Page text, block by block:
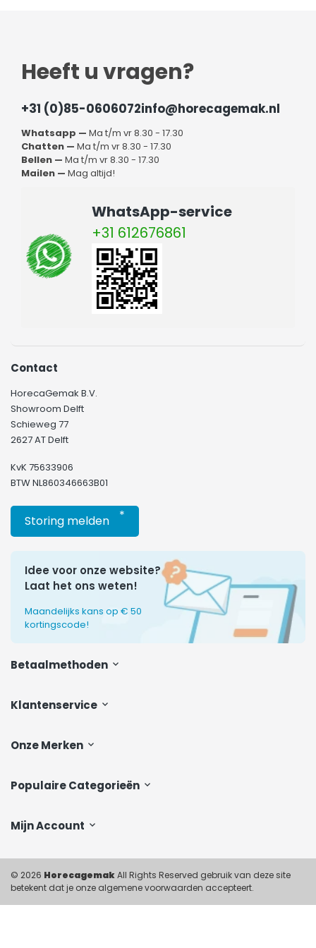
service. Bovendien kunnen wij de koelcellen en vriescellen
ook voor je installeren! Wanneer je vragen over een van
klaar. Neem dus gerust contact met ons op als je meer wilt
Heeft u vragen?
+31 (0)85-0606072info@horecagemak.nl
Whatsapp — Ma t/m vr 8.30 - 17.30
Chatten — Ma t/m vr 8.30 - 17.30
Bellen — Ma t/m vr 8.30 - 17.30
Mailen — Mag altijd!
WhatsApp-service
+31 612676861
Klantenservice
Onze Merken
Populaire Categorieën
Mijn Account
Contact
HorecaGemak B.V.
Showroom Delft
Schieweg 77
2627 AT Delft
KvK 75633906
BTW NL860346663B01
Storing melden *
Idee voor onze website?
Laat het ons weten!
Maandelijks kans op € 50
kortingscode!
Betaalmethoden
© 2026 HorecagemakAll Rights Reserved gebruik van deze site
betekent dat je onze algemene voorwaarden accepteert.